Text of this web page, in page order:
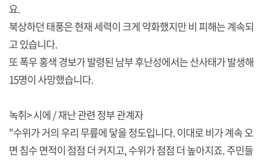
요.
북상하던 태풍은 현재 세력이 크게 약화했지만 비 피해는 계속되
고 있습니다.
또 폭우 홍색 경보가 발령된 남부 후난성에서는 산사태가 발생해
15명이 사망했습니다.
녹취> 시에 / 재난 관련 정부 관계자
"수위가 거의 우리 무릎에 닿을 정도입니다. 이대로 비가 계속 오
면 침수 면적이 점점 더 커지고, 수위가 점점 더 높아지죠. 주민들